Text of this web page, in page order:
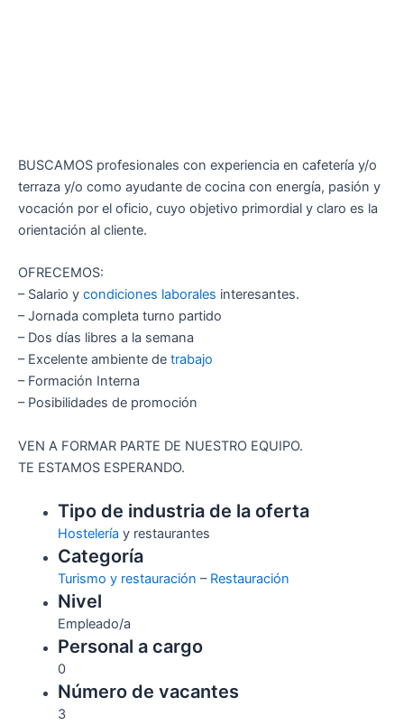
BUSCAMOS profesionales con experiencia en cafetería y/o
terraza y/o como ayudante de cocina con energía, pasión y
vocación por el oficio, cuyo objetivo primordial y claro es la
orientación al cliente.
OFRECEMOS:
– Salario y condiciones laborales interesantes.
– Jornada completa turno partido
– Dos días libres a la semana
– Excelente ambiente de trabajo
– Formación Interna
– Posibilidades de promoción
VEN A FORMAR PARTE DE NUESTRO EQUIPO.
TE ESTAMOS ESPERANDO.
Tipo de industria de la oferta
Hostelería y restaurantes
Categoría
Turismo y restauración – Restauración
Nivel
Empleado/a
Personal a cargo
0
Número de vacantes
3